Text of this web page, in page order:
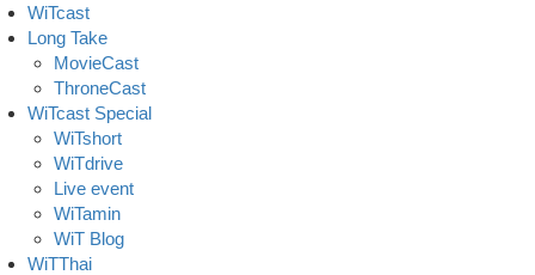
Skip
to
content
WiTcast
Long Take
MovieCast
ThroneCast
WiTcast Special
WiTshort
WiTdrive
Live event
WiTamin
WiT Blog
WiTThai